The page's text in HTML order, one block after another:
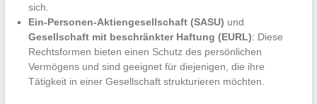
sich.
Ein-Personen-Aktiengesellschaft (SASU) und
Gesellschaft mit beschränkter Haftung (EURL): Diese
Rechtsformen bieten einen Schutz des persönlichen
Vermögens und sind geeignet für diejenigen, die ihre
Tätigkeit in einer Gesellschaft strukturieren möchten.